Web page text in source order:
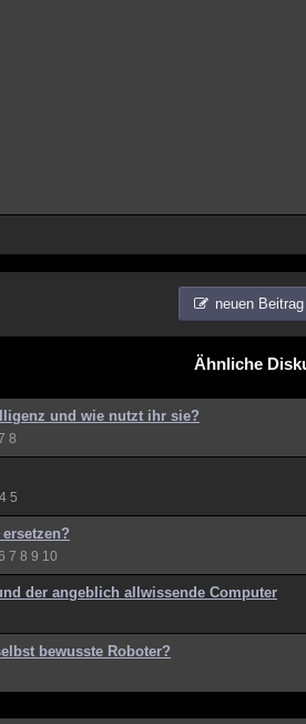
neuen
Ähnliche
und wie nutzt ihr sie?
8
4 5
7 8 9 10
der angeblich allwissende Computer
bewusste Roboter?